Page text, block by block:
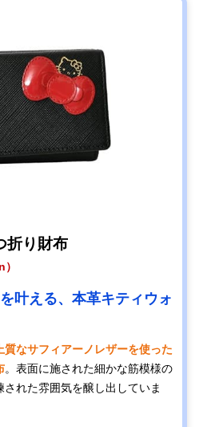
折り財布
叶える、本革キティウォ
上質なサフィアーノレザーを使った
。表面に施された細かな筋模様の
れた雰囲気を醸し出していま